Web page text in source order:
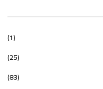
(1)
(25)
(83)